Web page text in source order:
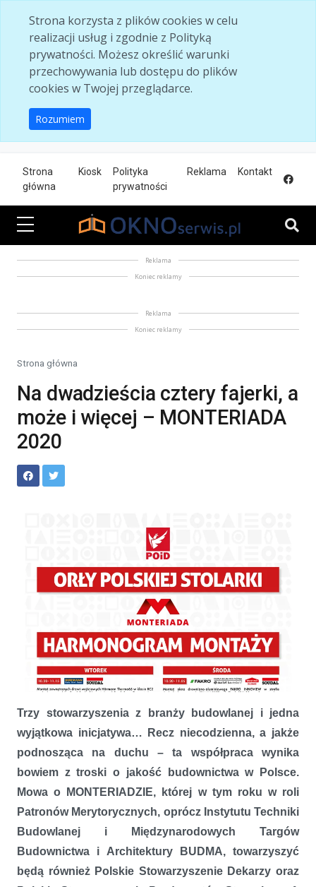
Strona korzysta z plików cookies w celu
realizacji usług i zgodnie z Polityką
prywatności. Możesz określić warunki
przechowywania lub dostępu do plików
cookies w Twojej przeglądarce.
Rozumiem
Strona
główna
Kiosk
Polityka
prywatności
Reklama Kontakt
Reklama
Koniec reklamy
Reklama
Koniec reklamy
Strona główna
Na dwadzieścia cztery fajerki, a
może i więcej – MONTERIADA
2020
2020
Trzy stowarzyszenia z branży budowlanej i jedna
wyjątkowa inicjatywa… Recz niecodzienna, a jakże
podnosząca na duchu – ta współpraca wynika
bowiem z troski o jakość budownictwa w Polsce.
Mowa o MONTERIADZIE, której w tym roku w roli
Patronów Merytorycznych, oprócz Instytutu Techniki
Budowlanej i Międzynarodowych Targów
Budownictwa i Architektury BUDMA, towarzyszyć
będą również Polskie Stowarzyszenie Dekarzy oraz